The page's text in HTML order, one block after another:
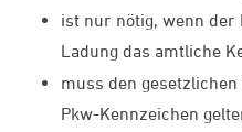
ist nur nötig, wenn
Ladung das amtliche
muss den
Pkw-Kennzeichen